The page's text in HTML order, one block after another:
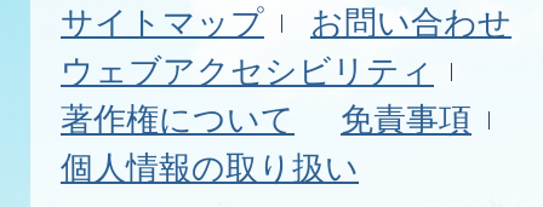
サイトマップ
お問い合わせ
ウェブアクセシビリティ
著作権について
免責事項
個人情報の取り扱い